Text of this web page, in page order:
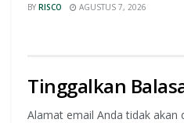
BY RISCO AGUSTUS 7, 2026
Tinggalkan
Alamat email Anda tidak akan